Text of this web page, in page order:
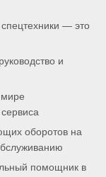
— это
и
оборотов на
помощник в